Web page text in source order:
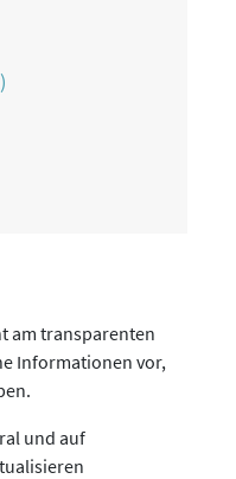
am transparenten
Informationen vor,
und auf